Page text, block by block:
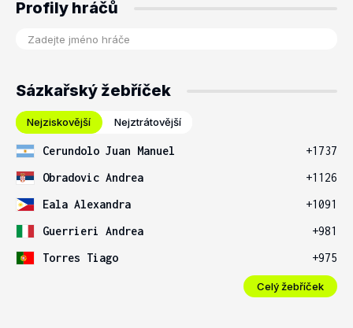
Profily hráčů
Sázkařský žebříček
Nejziskovější Nejztrátovější
Cerundolo Juan Manuel
+1737
Obradovic Andrea
+1126
Eala Alexandra
+1091
Guerrieri Andrea
+981
Torres Tiago
+975
Celý žebříček